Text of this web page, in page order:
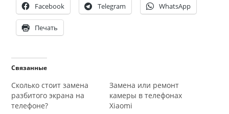
Facebook Telegram WhatsApp
Печать
Связанные
Сколько стоит замена
разбитого экрана на
телефоне?
Замена или ремонт
камеры в телефонах
Xiaomi